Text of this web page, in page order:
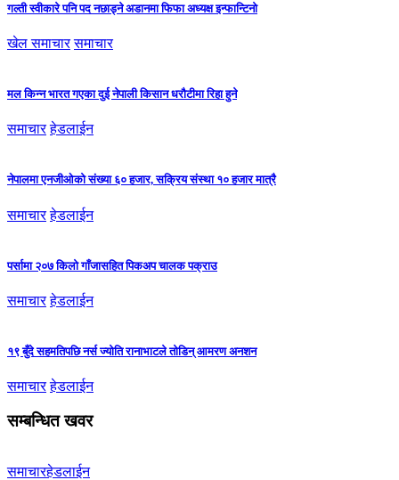
गल्ती स्वीकारे पनि पद नछाड्ने अडानमा फिफा अध्यक्ष इन्फान्टिनो
खेल समाचार समाचार
मल किन्न भारत गएका दुई नेपाली किसान धरौटीमा रिहा हुने
समाचार हेडलाईन
नेपालमा एनजीओको संख्या ६० हजार, सक्रिय संस्था १० हजार मात्रै
समाचार हेडलाईन
पर्सामा २०७ किलो गाँजासहित पिकअप चालक पक्राउ
समाचार हेडलाईन
१९ बुँदे सहमतिपछि नर्स ज्योति रानाभाटले तोडिन् आमरण अनशन
समाचार हेडलाईन
सम्बन्धित खवर
समाचारहेडलाईन